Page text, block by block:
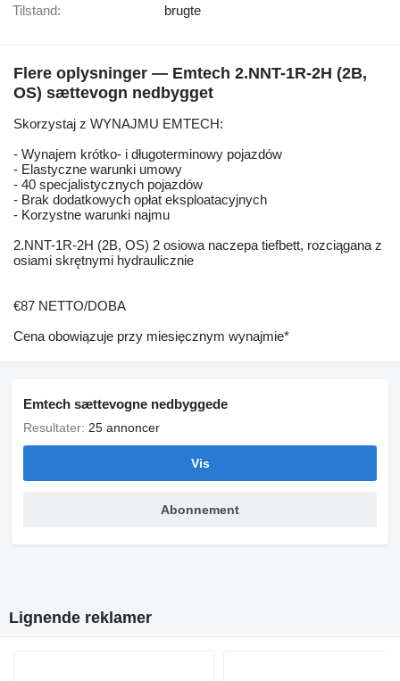
Tilstand: brugte
Flere oplysninger — Emtech 2.NNT-1R-2H (2B,
OS) sættevogn nedbygget
Skorzystaj z WYNAJMU EMTECH:
- Wynajem krótko- i długoterminowy pojazdów
- Elastyczne warunki umowy
- 40 specjalistycznych pojazdów
- Brak dodatkowych opłat eksploatacyjnych
- Korzystne warunki najmu
2.NNT-1R-2H (2B, OS) 2 osiowa naczepa tiefbett, rozciągana z
osiami skrętnymi hydraulicznie
€87 NETTO/DOBA
Cena obowiązuje przy miesięcznym wynajmie*
Emtech sættevogne nedbyggede
Resultater: 25 annoncer
Vis
Abonnement
Lignende reklamer